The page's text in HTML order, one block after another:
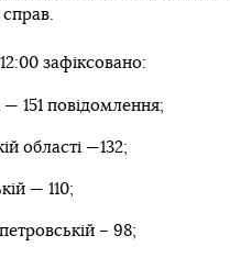
зафіксовано:
— 151 повідомлення;
області —132;
— 110;
– 98;